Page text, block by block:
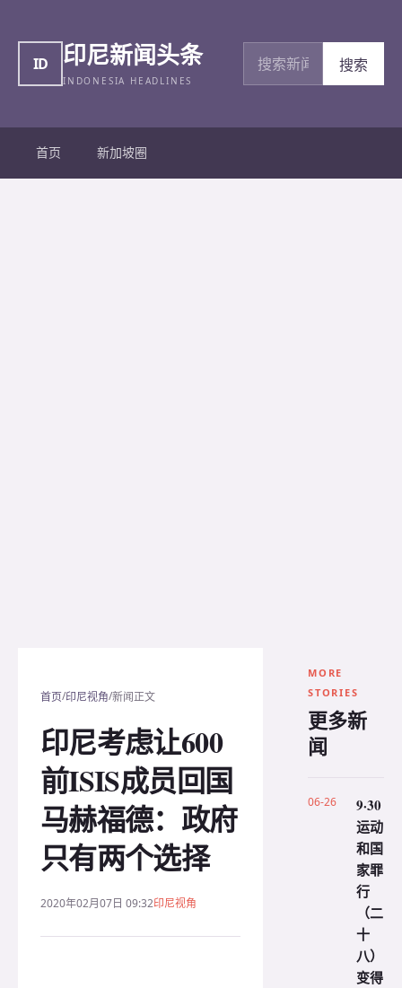
ID 印尼新闻头条
INDONESIA HEADLINES
搜索新闻
搜索
首页 新加坡圈
首页/印尼视角/新闻正文
印尼考虑让600
前ISIS成员回国
马赫福德：政府
只有两个选择
2020年02月07日 09:32印尼视角
MORE
STORIES
更多新
闻
06-26
9·30
运动
和国
家罪
行
（二
十
八）
变得